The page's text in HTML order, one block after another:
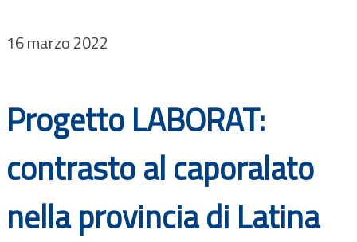
Progetti
Bandi
Guide
16 marzo 2022
Progetto LABORAT:
contrasto al caporalato
nella provincia di Latina